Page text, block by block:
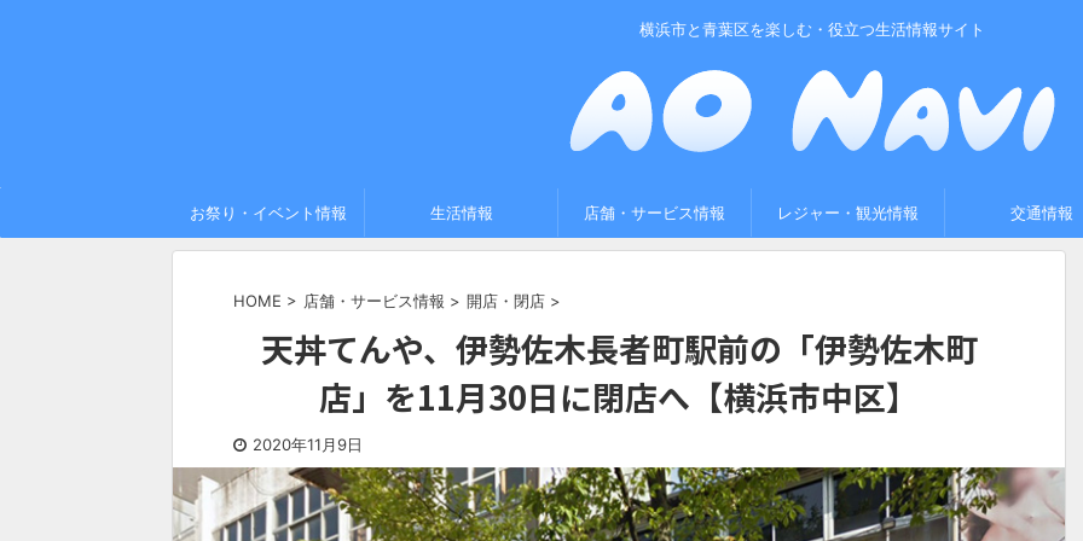
横浜市と青葉区を楽しむ・役立つ生活情報サイト
お祭り・イベント情報 生活情報 店舗・サービス情報 レジャー・観光情報 交通情報
HOME > 店舗・サービス情報 > 開店・閉店 >
天丼てんや、伊勢佐木長者町駅前の「伊勢佐木町
店」を11月30日に閉店へ【横浜市中区】
2020年11月9日